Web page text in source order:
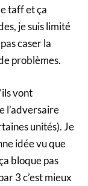
taff et ça
je suis limité
caser la
problèmes.
vont
l’adversaire
unités). Je
idée vu que
bloque pas
3 c’est mieux